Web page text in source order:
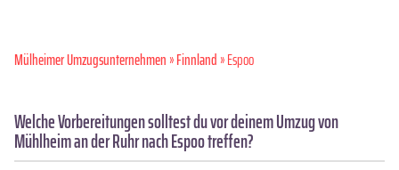
Mülheimer Umzugsunternehmen»Finnland» Espoo
Welche Vorbereitungen solltest du vor deinem Umzug von
Mühlheim an der Ruhr nach Espoo treffen?